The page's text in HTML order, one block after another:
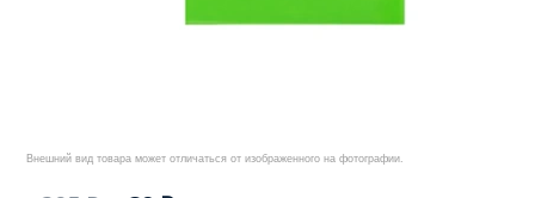
Внешний вид товара может отличаться от изображенного на фотографии.